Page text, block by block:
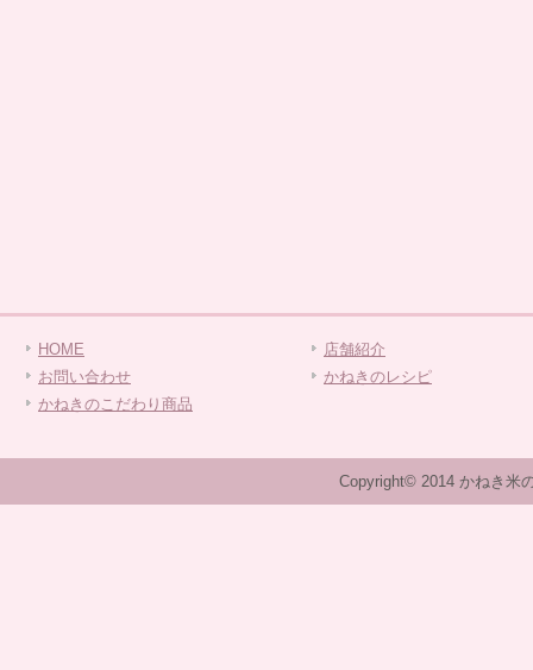
HOME
お問い合わせ
かねきのこだわり商品
店舗紹介
かねきのレシピ
Copyright© 2014 かねき米